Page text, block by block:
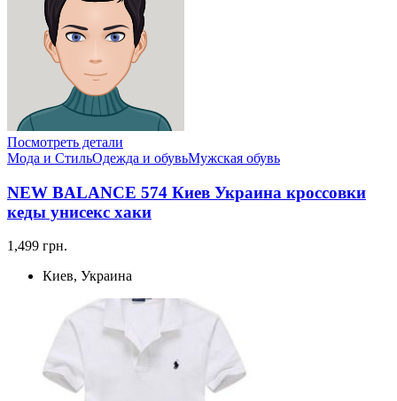
Посмотреть детали
Мода и СтильОдежда и обувьМужская обувь
NEW BALANCE 574 Киев Украина кроссовки
кеды унисекс хаки
1,499 грн.
Киев, Украина